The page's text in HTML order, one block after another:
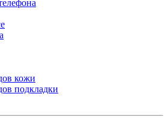
кожи
подкладки